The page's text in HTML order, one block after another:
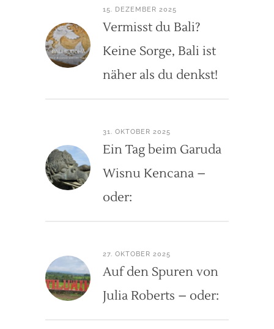
15. DEZEMBER 2025
Vermisst du Bali?
Keine Sorge, Bali ist
näher als du denkst!
31. OKTOBER 2025
Ein Tag beim Garuda
Wisnu Kencana –
oder:
27. OKTOBER 2025
Auf den Spuren von
Julia Roberts – oder: